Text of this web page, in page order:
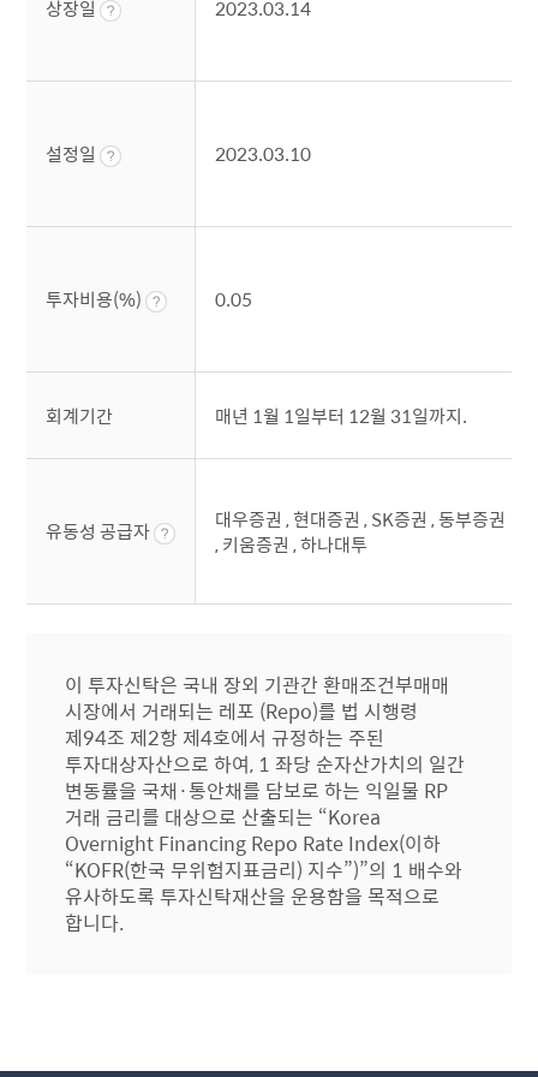
상장일 2023.03.14
설정일 2023.03.10
투자비용(%) 0.05
회계기간 매년 1월 1일부터 12월 31일까지.
유동성 공급자
대우증권 , 현대증권 , SK증권 , 동부증권
, 키움증권 , 하나대투
이 투자신탁은 국내 장외 기관간 환매조건부매매
시장에서 거래되는 레포 (Repo)를 법 시행령
제94조 제2항 제4호에서 규정하는 주된
투자대상자산으로 하여, 1 좌당 순자산가치의 일간
변동률을 국채·통안채를 담보로 하는 익일물 RP
거래 금리를 대상으로 산출되는 “Korea
Overnight Financing Repo Rate Index(이하
“KOFR(한국 무위험지표금리) 지수”)”의 1 배수와
유사하도록 투자신탁재산을 운용함을 목적으로
합니다.